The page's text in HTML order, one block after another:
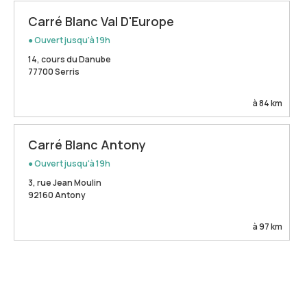
Carré Blanc Val D'Europe
● Ouvert jusqu'à 19h
14, cours du Danube
77700 Serris
à 84 km
Carré Blanc Antony
● Ouvert jusqu'à 19h
3, rue Jean Moulin
92160 Antony
à 97 km